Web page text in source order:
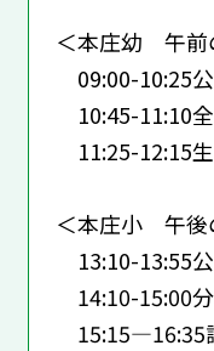
＜本庄幼 午前
09:00-10:25
10:45-11:10
11:25-12:15
＜本庄小 午後
13:10-13:55
14:10-15:00
15:15―16:35